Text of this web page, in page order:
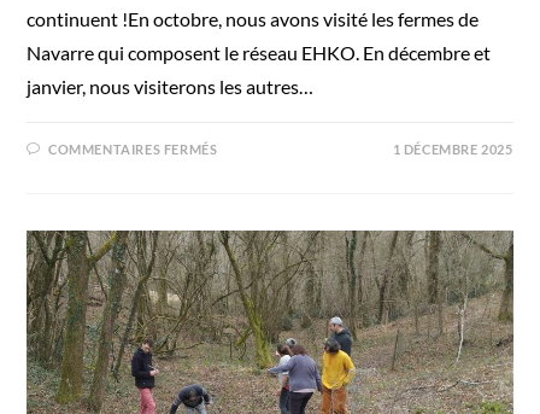
continuent !En octobre, nous avons visité les fermes de
Navarre qui composent le réseau EHKO. En décembre et
janvier, nous visiterons les autres…
COMMENTAIRES FERMÉS 1 DÉCEMBRE 2025